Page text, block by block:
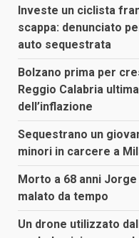
Investe un ciclista
scappa: denunciato
auto sequestrata
Bolzano prima per
Reggio Calabria
dell’inflazione
Sequestrano un
minori in carcere a
Morto a 68 anni
malato da tempo
Un drone utilizzato